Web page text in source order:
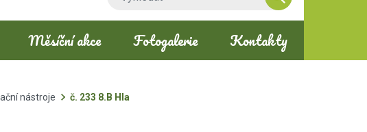
Měsíční akce Fotogalerie Kontakty
nástroje č. 233 8.B Hla